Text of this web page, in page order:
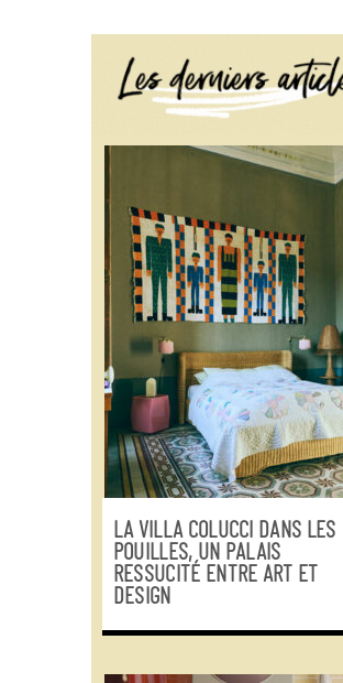
LA VILLA COLUCCI DANS LES
POUILLES, UN PALAIS
RESSUCITÉ ENTRE ART ET
DESIGN